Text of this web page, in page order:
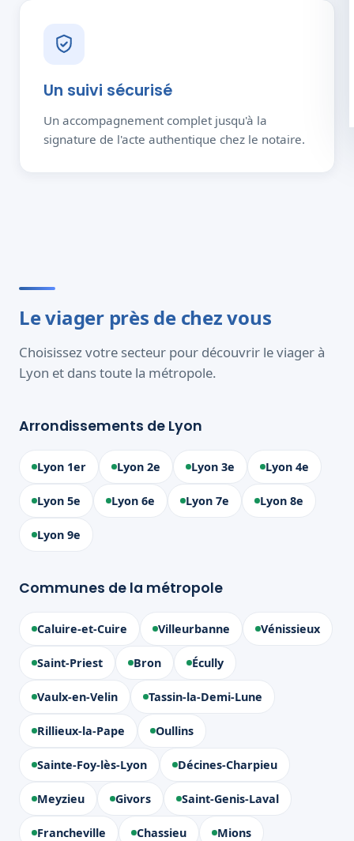
Un suivi sécurisé
Un accompagnement complet jusqu'à la
signature de l'acte authentique chez le notaire.
Le viager près de chez vous
Choisissez votre secteur pour découvrir le viager à
Lyon et dans toute la métropole.
Arrondissements de Lyon
Lyon 1er Lyon 2e Lyon 3e Lyon 4e
Lyon 5e Lyon 6e Lyon 7e Lyon 8e
Lyon 9e
Communes de la métropole
Caluire-et-Cuire Villeurbanne Vénissieux
Saint-Priest Bron Écully
Vaulx-en-Velin Tassin-la-Demi-Lune
Rillieux-la-Pape Oullins
Sainte-Foy-lès-Lyon Décines-Charpieu
Meyzieu Givors Saint-Genis-Laval
Francheville Chassieu Mions